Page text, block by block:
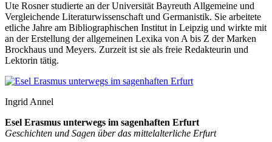
Ute Rosner studierte an der Universität Bayreuth Allgemeine und
Vergleichende Literaturwissenschaft und Germanistik. Sie arbeitete
etliche Jahre am Bibliographischen Institut in Leipzig und wirkte mit
an der Erstellung der allgemeinen Lexika von A bis Z der Marken
Brockhaus und Meyers. Zurzeit ist sie als freie Redakteurin und
Lektorin tätig.
Ingrid Annel
Esel Erasmus unterwegs im sagenhaften Erfurt
Geschichten und Sagen über das mittelalterliche Erfurt